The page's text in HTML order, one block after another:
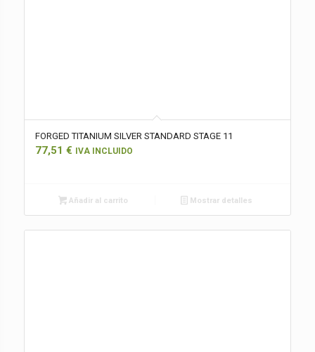
FORGED TITANIUM SILVER STANDARD STAGE 11
77,51 € IVA INCLUIDO
Añadir al carrito Mostrar detalles